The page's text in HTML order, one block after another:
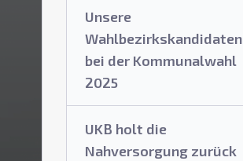
Unsere
Wahlbezirkskandidaten
bei der Kommunalwahl
2025
UKB holt die
Nahversorgung zurück